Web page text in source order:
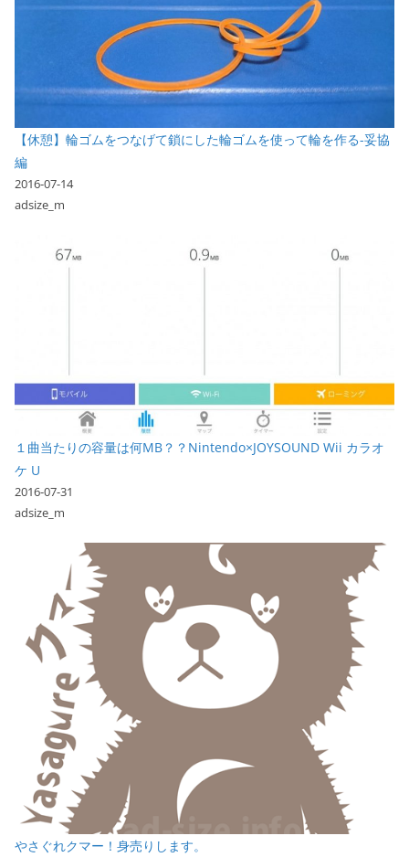
【休憩】輪ゴムをつなげて鎖にした輪ゴムを使って輪を作る-妥協
編
2016-07-14
adsize_m
１曲当たりの容量は何MB？？Nintendo×JOYSOUND Wii カラオ
ケ U
2016-07-31
adsize_m
やさぐれクマー！身売りします。